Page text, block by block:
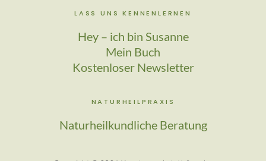
LASS UNS KENNENLERNEN
Hey – ich bin Susanne
Mein Buch
Kostenloser Newsletter
NATURHEILPRAXIS
Naturheilkundliche Beratung